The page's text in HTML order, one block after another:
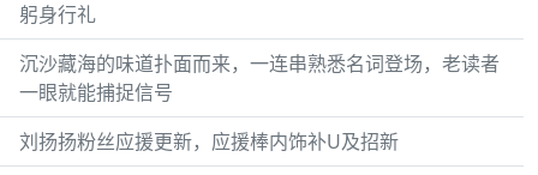
躬身行礼
沉沙藏海的味道扑面而来，一连串熟悉名词登场，老读者
一眼就能捕捉信号
刘扬扬粉丝应援更新，应援棒内饰补U及招新